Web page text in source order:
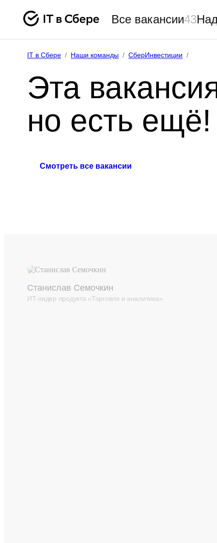
Все вакансии43
IT в Сбере / Наши команды / СберИнвестиции /
Эта
но есть ещё!
Смотреть все вакансии
Станислав Семочкин
ИT-лидер продукта «Торговля и аналитика»